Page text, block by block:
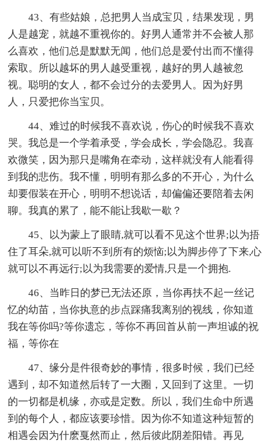
43、有些姑娘，总把男人当成宝贝，结果发现，男
人是越宠，就越不重视你的。好男人通常并不会被人那
么喜欢，他们总是默默无闻，他们总是爱付出而不懂得
索取。所以越坏的男人越受重视，越好的男人越被忽
视。聪明的女人，都不会过分的去爱男人。因为好男
人，只爱把你当宝贝。
44、难过的时候我不喜欢说，伤心的时候我不喜欢
哭。我总是一个学着承受，学会成长，学会隐忍。我喜
欢微笑，因为那只是嘴角在牵动，这样就没有人能看得
到我的悲伤。我不懂，明明有那么多的不开心，为什么
却要假装在开心，明明不想说话，却偏偏还要陪着去闲
聊。我真的累了，能不能让我歇一歇？
45、以为蒙上了眼睛,就可以看不见这个世界;以为捂
住了耳朵,就可以听不到所有的烦恼;以为脚步停了下来,心
就可以不再远行;以为我需要的爱情,只是一个拥抱.
46、当昨日的梦已无法还原，当你再扶不起一丝记
忆的幼苗，当你执意的步点踩痛我离别的视线，你知道
我在等你吗?等你遗忘，等你不再回首从前一声坦诚的祝
福，等你在
47、缘分是件很奇妙的事情，很多时候，我们已经
遇到，却不知道然后转了一大圈，又回到了这里。一切
的一切都是机缘，亦或是定数。所以，我们生命中所遇
到的每个人，都应该要珍惜。因为你不知道这种短暂的
相遇会因为什麽戛然而止，然后彼此阴差阳错。再见